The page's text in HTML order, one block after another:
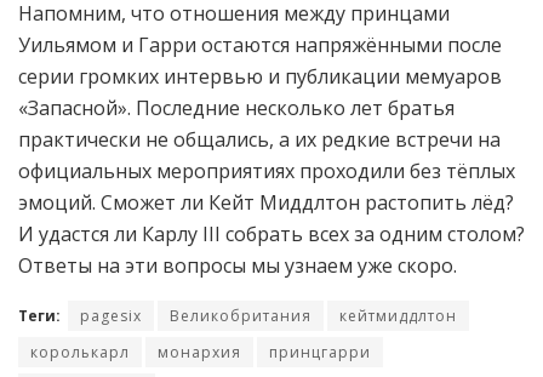
Напомним, что отношения между принцами
Уильямом и Гарри остаются напряжёнными после
серии громких интервью и публикации мемуаров
«Запасной». Последние несколько лет братья
практически не общались, а их редкие встречи на
официальных мероприятиях проходили без тёплых
эмоций. Сможет ли Кейт Миддлтон растопить лёд?
И удастся ли Карлу III собрать всех за одним столом?
Ответы на эти вопросы мы узнаем уже скоро.
Теги: pagesix Великобритания
кейтмиддлтон
королькарл
монархия
принцгарри